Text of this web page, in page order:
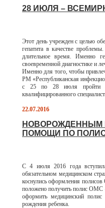
28 ИЮЛЯ –
Этот день учрежден с целью
гепатита в качестве
длительное время. Именно
своевременной диагностике и
Именно для того, чтобы
РМ «Республиканская
с 25 по 28 июля пройти
квалифицированного
22.07.2016
НОВОРОЖДЕННЫМ
ПОМОЩИ ПО
С 4 июля 2016 года
обязательном медицинском
коснулись оформления
положено получить полис ОМС
оформить медицинский полис
рождения ребенка.